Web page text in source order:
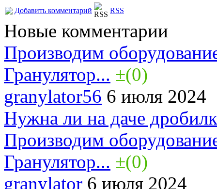
Добавить комментарий RSS
Новые комментарии
Производим
Гранулятор... ±(0)
granylator56 6 июля 2024
Нужна ли на даче
Производим
Гранулятор... ±(0)
granylator 6 июля 2024